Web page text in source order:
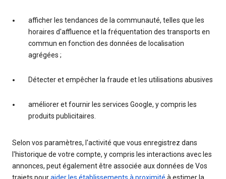
afficher les tendances de la communauté, telles que les
horaires d'affluence et la fréquentation des transports en
commun en fonction des données de localisation
agrégées ;
Détecter et empêcher la fraude et les utilisations abusives
améliorer et fournir les services Google, y compris les
produits publicitaires.
Selon vos paramètres, l'activité que vous enregistrez dans
l'historique de votre compte, y compris les interactions avec les
annonces, peut également être associée aux données de Vos